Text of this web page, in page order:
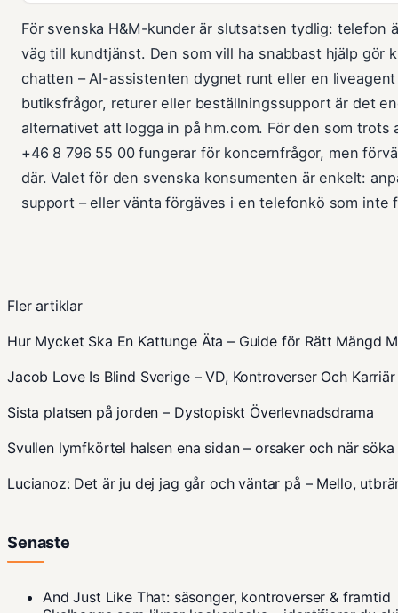
För svenska H&M-kunder är slutsatsen tydlig: telefon
väg till kundtjänst. Den som vill ha snabbast hjälp gör
chatten – AI-assistenten dygnet runt eller en
butiksfrågor, returer eller beställningssupport är det
alternativet att logga in på hm.com. För den som trots
+46 8 796 55 00 fungerar för koncernfrågor, men
där. Valet för den svenska konsumenten är enkelt:
support – eller vänta förgäves i en telefonkö som inte
Fler artiklar
Hur Mycket Ska En Kattunge Äta – Guide för Rätt Mängd
Jacob Love Is Blind Sverige – VD, Kontroverser Och Karriär
Sista platsen på jorden – Dystopiskt Överlevnadsdrama
Svullen lymfkörtel halsen ena sidan – orsaker och när
Lucianoz: Det är ju dej jag går och väntar på – Mello,
Senaste
And Just Like That: säsonger, kontroverser & framtid